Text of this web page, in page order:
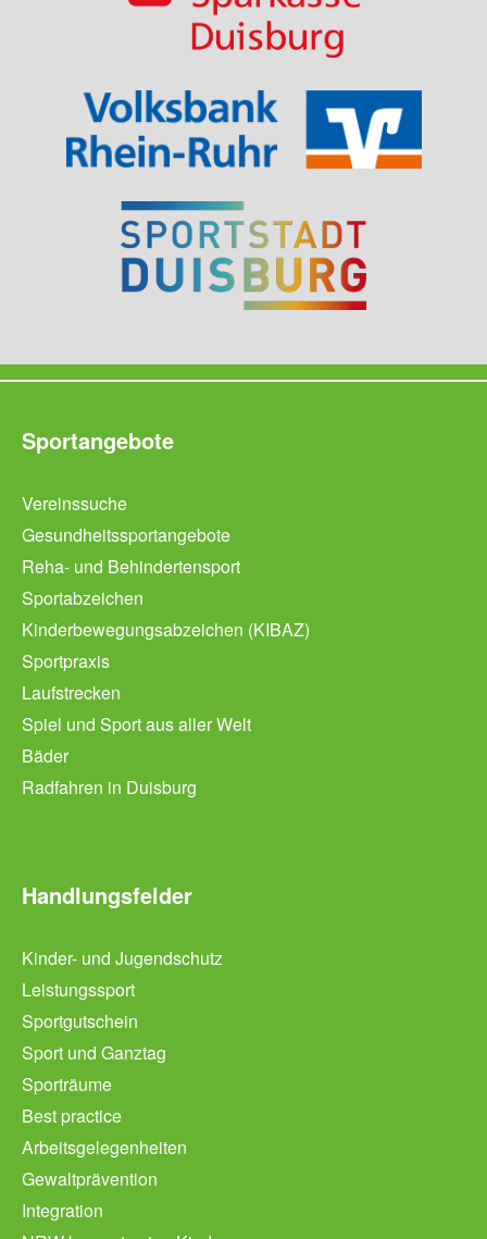
Sportangebote
Vereinssuche
Gesundheitssportangebote
Reha- und Behindertensport
Sportabzeichen
Kinderbewegungsabzeichen (KIBAZ)
Sportpraxis
Laufstrecken
Spiel und Sport aus aller Welt
Bäder
Radfahren in Duisburg
Handlungsfelder
Kinder- und Jugendschutz
Leistungssport
Sportgutschein
Sport und Ganztag
Sporträume
Best practice
Arbeitsgelegenheiten
Gewaltprävention
Integration